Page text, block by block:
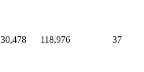
30,478 118,976 37